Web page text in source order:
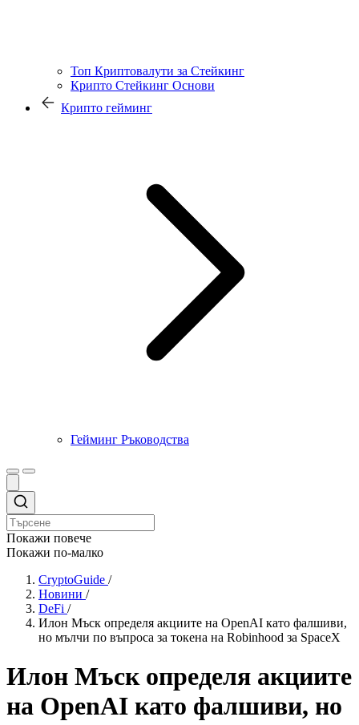
Топ Криптовалути за Стейкинг
Крипто Стейкинг Основи
Крипто гейминг
Гейминг Ръководства
Покажи повече
Покажи по-малко
CryptoGuide /
Новини /
DeFi /
Илон Мъск определя акциите на OpenAI като фалшиви,
но мълчи по въпроса за токена на Robinhood за SpaceX
Илон Мъск определя акциите
на OpenAI като фалшиви, но